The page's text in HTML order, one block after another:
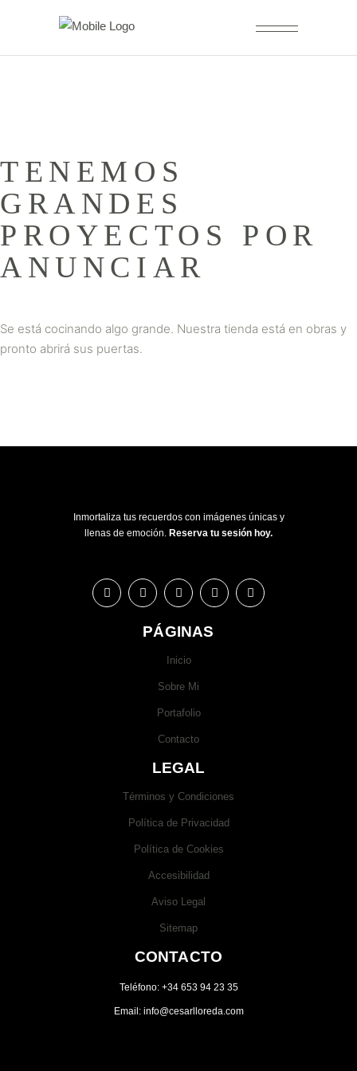
TENEMOS
GRANDES
PROYECTOS POR
ANUNCIAR
Se está cocinando algo grande. Nuestra tienda está en obras y
pronto abrirá sus puertas.
Inmortaliza tus recuerdos con imágenes únicas y
llenas de emoción. Reserva tu sesión hoy.
PÁGINAS
Inicio
Sobre Mi
Portafolio
Contacto
LEGAL
Términos y Condiciones
Política de Privacidad
Política de Cookies
Accesibilidad
Aviso Legal
Sitemap
CONTACTO
Teléfono: +34 653 94 23 35
Email: info@cesarlloreda.com